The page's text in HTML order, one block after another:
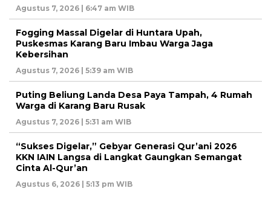
Agustus 7, 2026 | 6:47 am WIB
Fogging Massal Digelar di Huntara Upah,
Puskesmas Karang Baru Imbau Warga Jaga
Kebersihan
Agustus 7, 2026 | 5:39 am WIB
Puting Beliung Landa Desa Paya Tampah, 4 Rumah
Warga di Karang Baru Rusak
Agustus 7, 2026 | 5:31 am WIB
“Sukses Digelar,” Gebyar Generasi Qur’ani 2026
KKN IAIN Langsa di Langkat Gaungkan Semangat
Cinta Al-Qur’an
Agustus 6, 2026 | 5:13 pm WIB